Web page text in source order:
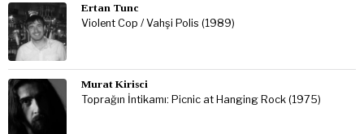
Ertan Tunc
Violent Cop / Vahşi Polis (1989)
Murat Kirisci
Toprağın İntikamı: Picnic at Hanging Rock (1975)